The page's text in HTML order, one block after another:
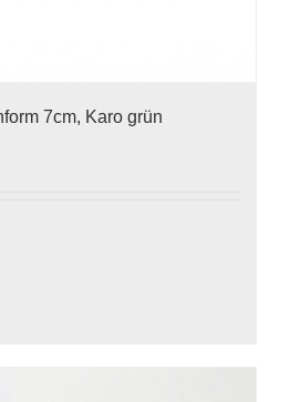
7cm, Karo grün